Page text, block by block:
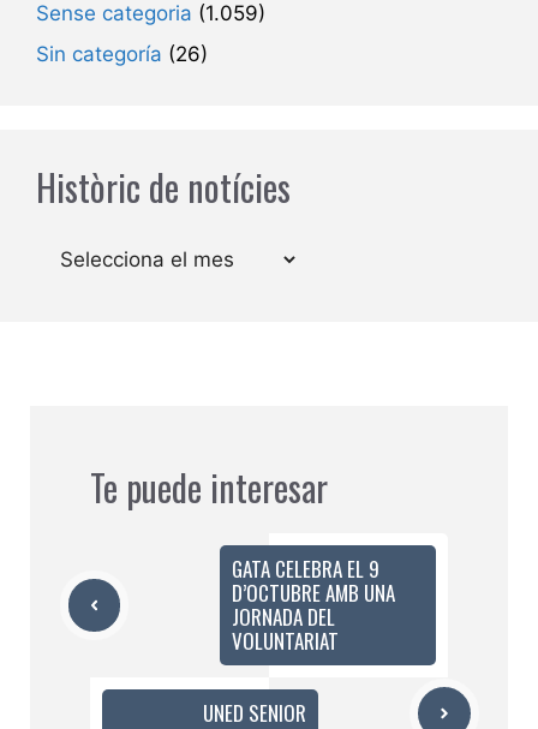
Sense categoria (1.059)
Sin categoría (26)
Històric de notícies
Arxius
Te puede interesar
GATA CELEBRA EL 9
D’OCTUBRE AMB UNA
JORNADA DEL
VOLUNTARIAT
UNED SENIOR